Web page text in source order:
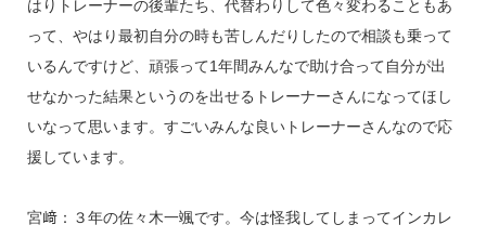
はりトレーナーの後輩たち、代替わりして色々変わることもあ
って、やはり最初自分の時も苦しんだりしたので相談も乗って
いるんですけど、頑張って1年間みんなで助け合って自分が出
せなかった結果というのを出せるトレーナーさんになってほし
いなって思います。すごいみんな良いトレーナーさんなので応
援しています。
宮﨑：３年の佐々木一颯です。今は怪我してしまってインカレ